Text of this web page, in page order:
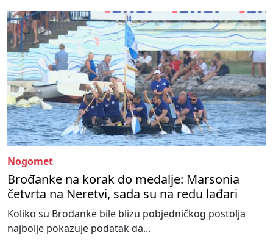
Nogomet
Brođanke na korak do medalje: Marsonia
četvrta na Neretvi, sada su na redu lađari
Koliko su Brođanke bile blizu pobjedničkog postolja
najbolje pokazuje podatak da...